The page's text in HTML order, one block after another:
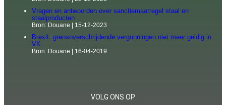
Vragen en antwoorden over sanctiemaatregel staal en
staalproducten
Bron: Douane 15-12-2023
Brexit: grensoverschrijdende vergunningen niet meer geldig in
VK
Bron: Douane 16-04-2019
VOLG ONS OP